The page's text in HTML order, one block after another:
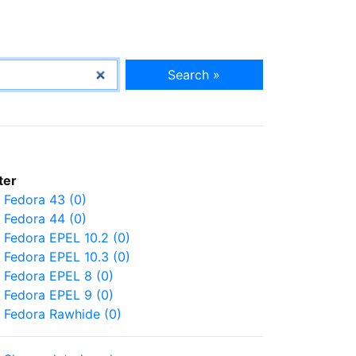
Search »
Fedora 43 (0)
Fedora 44 (0)
Fedora EPEL 10.2 (0)
Fedora EPEL 10.3 (0)
Fedora EPEL 8 (0)
Fedora EPEL 9 (0)
Fedora Rawhide (0)